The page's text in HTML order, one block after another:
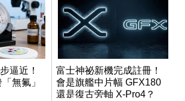
逼近！
無氟」
富士神祕新機完成註冊！
會是旗艦中片幅 GFX180
還是復古旁軸 X-Pro4？